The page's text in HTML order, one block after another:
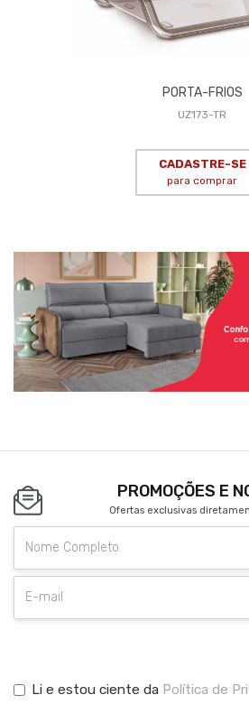
PORTA-FRIOS
UZ173-TR
CADASTRE-SE
para comprar
PROMOÇÕES E
Ofertas exclusivas
Li e estou ciente da Política de